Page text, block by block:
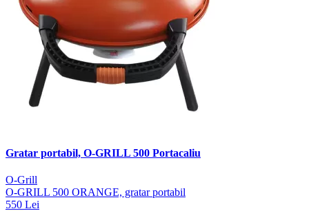
Gratar portabil, O-GRILL 500 Portacaliu
O-Grill
O-GRILL 500 ORANGE, gratar portabil
550 Lei